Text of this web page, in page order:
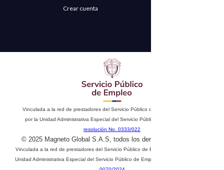
Crear cuenta
Vinculada a la red de prestadores del Servicio Público de Empleo. Autorizado
por la Unidad Administrativa Especial del Servicio Público de Empleo según
resolución No. 0333/022
© 2025 Magneto Global S.A.S, todos los derechos reservados
Vinculada a la red de prestadores del Servicio Público de Empleo. Autorizado por la
Unidad Administrativa Especial del Servicio Público de Empleo según